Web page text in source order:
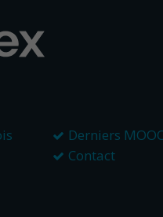
Derniers MOOC
Contact